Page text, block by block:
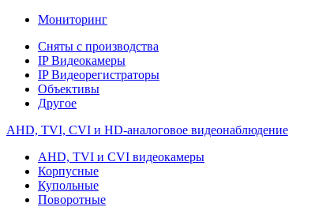
Мониторинг
Сняты с производства
IP Видеокамеры
IP Видеорегистраторы
Объективы
Другое
AHD, TVI, CVI и HD-аналоговое видеонаблюдение
AHD, TVI и CVI видеокамеры
Корпусные
Купольные
Поворотные